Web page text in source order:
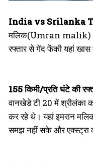
India vs Srilanka
मलिक(Umran malik) ने
रफ्तार से गेंद फेंकी यहां खास
155 किमी/प्रति घंटे की
वानखेडे टी 20 में श्रीलंका
कर रहे थे। यहां इमरान
समझ नहीं सके और एक्स्ट्रा